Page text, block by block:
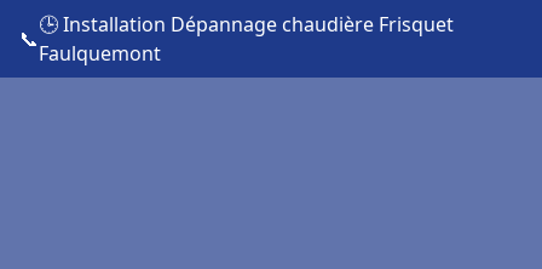
📞
🕒 Installation Dépannage chaudière Frisquet
Faulquemont